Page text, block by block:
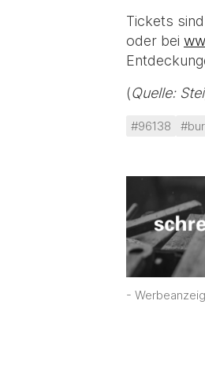
Tickets
oder bei
(Quelle:
#96138
-